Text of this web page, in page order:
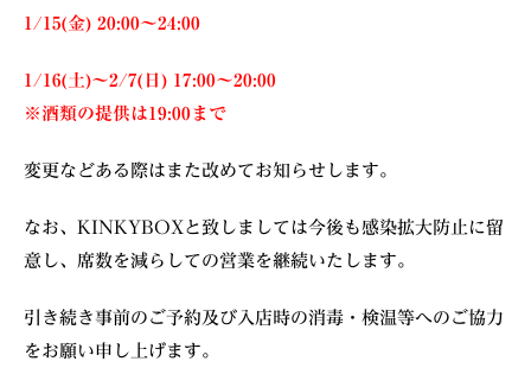
1/15(金) 20:00〜24:00
1/16(土)〜2/7(日) 17:00〜20:00
※酒類の提供は19:00まで
変更などある際はまた改めてお知らせします。
なお、KINKYBOXと致しましては今後も感染拡大防止に留
意し、席数を減らしての営業を継続いたします。
引き続き事前のご予約及び入店時の消毒・検温等へのご協力
をお願い申し上げます。